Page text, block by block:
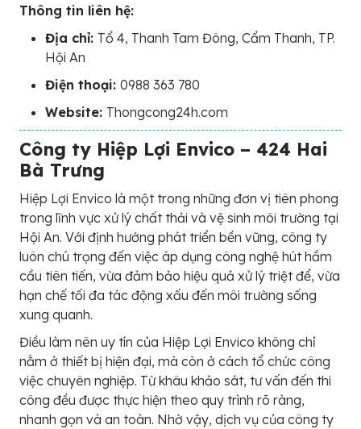
Thông tin liên hệ:
Địa chỉ: Tổ 4, Thanh Tam Đông, Cẩm Thanh, TP.
Hội An
Điện thoại: 0988 363 780
Website: Thongcong24h.com
Công ty Hiệp Lợi Envico – 424 Hai
Bà Trưng
Hiệp Lợi Envico là một trong những đơn vị tiên phong
trong lĩnh vực xử lý chất thải và vệ sinh môi trường tại
Hội An. Với định hướng phát triển bền vững, công ty
luôn chú trọng đến việc áp dụng công nghệ hút hầm
cầu tiên tiến, vừa đảm bảo hiệu quả xử lý triệt để, vừa
hạn chế tối đa tác động xấu đến môi trường sống
xung quanh.
Điều làm nên uy tín của Hiệp Lợi Envico không chỉ
nằm ở thiết bị hiện đại, mà còn ở cách tổ chức công
việc chuyên nghiệp. Từ khâu khảo sát, tư vấn đến thi
công đều được thực hiện theo quy trình rõ ràng,
nhanh gọn và an toàn. Nhờ vậy, dịch vụ của công ty